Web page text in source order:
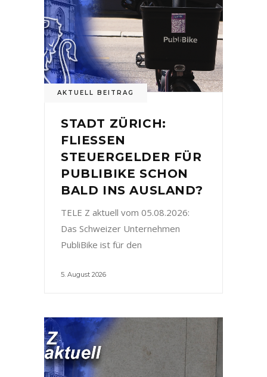
AKTUELL BEITRAG
STADT ZÜRICH:
FLIESSEN
STEUERGELDER FÜR
PUBLIBIKE SCHON
BALD INS AUSLAND?
TELE Z aktuell vom 05.08.2026:
Das Schweizer Unternehmen
PubliBike ist für den
5. August 2026